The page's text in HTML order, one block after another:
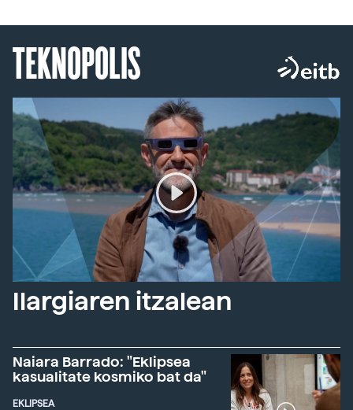
TEKNOPOLIS
Ilargiaren itzalean
Naiara Barrado: "Eklipsea
kasualitate kosmiko bat da"
EKLIPSEA